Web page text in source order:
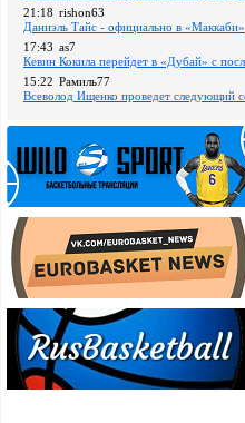
21:18 rishon63
Даниэль Тайс - официально в «Маккаби»
17:43 as7
Кевин Кокила перейдет в «Дубай» с
15:22 Рамиль77
Всеволод Ищенко проведет следующий